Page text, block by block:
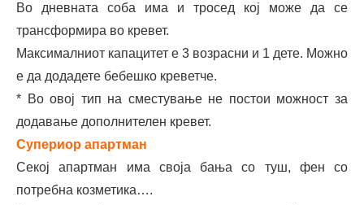
Во дневната соба има и тросед кој може да се
трансформира во кревет.
Максималниот капацитет е 3 возрасни и 1 дете. Можно
е да додадете бебешко креветче.
* Во овој тип на сместување не постои можност за
додавање дополнителен кревет.
Супериор апартман
Секој апартман има своја бања со туш, фен со
потребна козметика….